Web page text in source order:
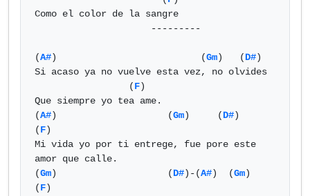
Como el color de la sangre
(A#)                          (Gm)   (D#)
Si acaso ya no vuelve esta vez, no olvides
                 (
F)
Que siempre yo tea ame.
(A#)                    (Gm)     (D#)
(F)
Mi vida yo por ti entrege, fue pore este
amor que calle.
(Gm)                    (D#)-(A#)  (Gm)
(F)